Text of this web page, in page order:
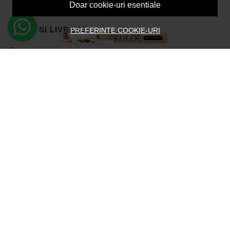
Doar cookie-uri esentiale
PREFERINTE COOKIE-URI
PLATA SI LIVRARE
Cum cumpar